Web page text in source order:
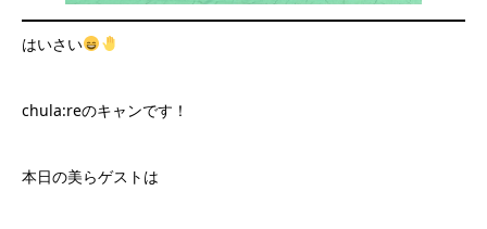
はいさい
chula:reのキャンです！
本日の美らゲストは